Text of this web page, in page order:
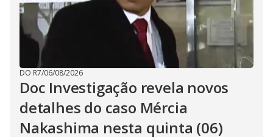
DO R7/06/08/2026
Doc Investigação revela novos
detalhes do caso Mércia
Nakashima nesta quinta (06)